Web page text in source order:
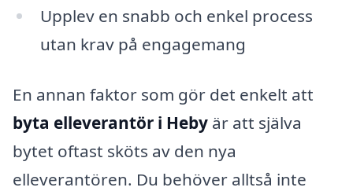
Upplev en snabb och enkel process
utan krav på engagemang
En annan faktor som gör det enkelt att
byta elleverantör i Heby är att själva
bytet oftast sköts av den nya
elleverantören. Du behöver alltså inte